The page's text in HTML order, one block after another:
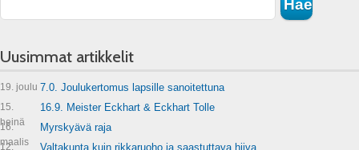
Uusimmat artikkelit
19. joulu 7.0. Joulukertomus lapsille sanoitettuna
15.
heinä
16.9. Meister Eckhart & Eckhart Tolle
16.
maalis
Myrskyävä raja
12. Valtakunta kuin rikkaruoho ja saastuttava hiiva